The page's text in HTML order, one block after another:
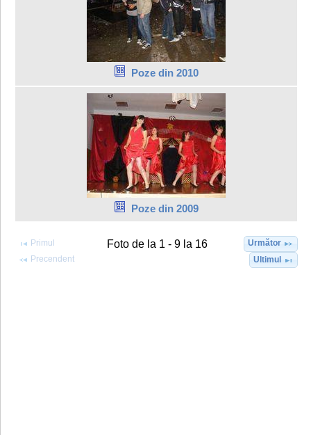
Poze din 2010
Poze din 2009
Primul
Precendent
Foto de la 1 - 9 la 16
Următor
Ultimul